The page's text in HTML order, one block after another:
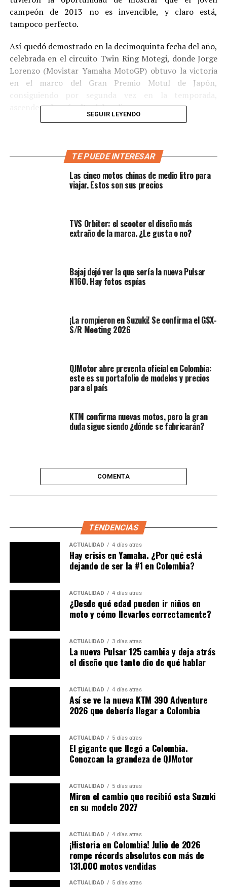
campeón de 2013 no es invencible, y claro está,
tampoco perfecto.
Así quedó demostrado en la decimoquinta fecha del año,
celebrada en el circuito Twin Ring Motegi, donde Jorge
Lorenzo (Movistar Yamaha MotoGP) obtuvo la victoria
en el marco del Gran Premio Motul de Japón,
consiguiendo por segunda vez en la temporada,
ascender a lo más alto del podio.
En Motegi, Lorenzo demostró que cuando logra
acoplarse con su Yamaha, es uno de los grandes
contendores en la máxima categoría.
parrilla de partida junto a Rossi y Pedrosa, relegando a
Márquez al cuarto lugar y Lorenzo al quinto, todo
equipo, quien era seguido por Andrea Dovizioso, Andrea
Iannone (Pramac Racing) y los dos de Honda. Ya en el
luchaba con la Panigale del Pramac.
Otro giro más y era Lorenzo quien tomaba el liderazgo
revalidación del título en la máxima categoría del
motociclismo estaba cerca, y seguía luchando para
con quien mantuvo un corto duelo, para finalmente
quedarse con la segunda casilla.
sin contendor alguno, Márquez mantenía a raya a Rossi,
cuidando ese segundo lugar que le daría el tan deseado
título de MotoGP, obteniendo el doblete con tan solo 21
años y 237 días, siendo el piloto más joven que logra
En la decimoquinta fecha de la temporada, Lorenzo se
alzó con la victoria, terminando el año con muy buenos
resultados.
A falta de tres premios MotoGP ya tiene campeón para
la temporada 2014. Retomando la carrera de Motegi,
SEGUIR LEYENDO
TE PUEDE INTERESAR
Las cinco motos chinas de medio litro para
viajar. Estos son sus precios
TVS Orbiter: el scooter el diseño más
extraño de la marca. ¿Le gusta o no?
Bajaj dejó ver la que sería la nueva Pulsar
N160. Hay fotos espías
¡La rompieron en Suzuki! Se confirma el GSX-
S/R Meeting 2026
QJMotor abre preventa oficial en Colombia:
este es su portafolio de modelos y precios
para el país
KTM confirma nuevas motos, pero la gran
duda sigue siendo ¿dónde se fabricarán?
COMENTA
TENDENCIAS
ACTUALIDAD 4 días atras
Hay crisis en Yamaha. ¿Por qué está
dejando de ser la #1 en Colombia?
ACTUALIDAD 4 días atras
¿Desde qué edad pueden ir niños en
moto y cómo llevarlos correctamente?
ACTUALIDAD 3 días atras
La nueva Pulsar 125 cambia y deja atrás
el diseño que tanto dio de qué hablar
ACTUALIDAD 4 días atras
Así se ve la nueva KTM 390 Adventure
2026 que debería llegar a Colombia
ACTUALIDAD 5 días atras
El gigante que llegó a Colombia.
Conozcan la grandeza de QJMotor
ACTUALIDAD 5 días atras
Miren el cambio que recibió esta Suzuki
en su modelo 2027
ACTUALIDAD 4 días atras
¡Historia en Colombia! Julio de 2026
rompe récords absolutos con más de
131.000 motos vendidas
ACTUALIDAD 5 días atras